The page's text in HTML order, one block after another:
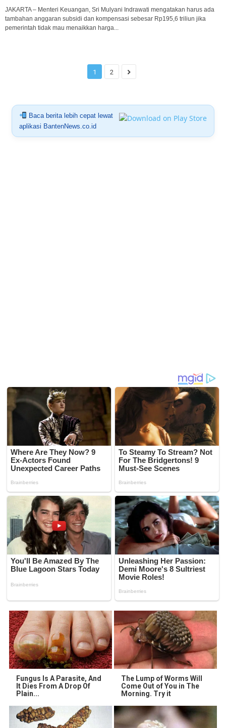
JAKARTA – Menteri Keuangan, Sri Mulyani Indrawati mengatakan harus ada
tambahan anggaran subsidi dan kompensasi sebesar Rp195,6 triliun jika
pemerintah tidak mau menaikkan harga...
1 2
Baca berita lebih cepat lewat
aplikasi BantenNews.co.id
Fungus Is A Parasite, And
It Dies From A Drop Of
Plain...
The Lump of Worms Will
Come Out of You in The
Morning. Try it